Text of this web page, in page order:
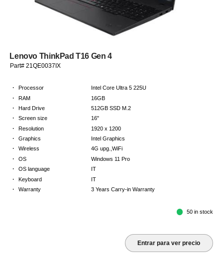
Lenovo ThinkPad T16 Gen 4
Part# 21QE0037IX
· Processor Intel Core Ultra 5 225U
· RAM 16GB
· Hard Drive 512GB SSD M.2
· Screen size 16"
· Resolution 1920 x 1200
· Graphics Intel Graphics
· Wireless 4G upg.,WiFi
· OS Windows 11 Pro
· OS language IT
· Keyboard IT
· Warranty 3 Years Carry-in Warranty
50 in stock
Entrar para ver precio